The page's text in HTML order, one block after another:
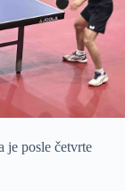
je posle četvrte